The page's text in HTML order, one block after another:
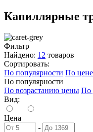
Капиллярные
Фильтр
Найдено: 12 товаров
Сортировать:
По популярности По цене
По популярности
По возрастанию цены По
Вид:
Цена
-